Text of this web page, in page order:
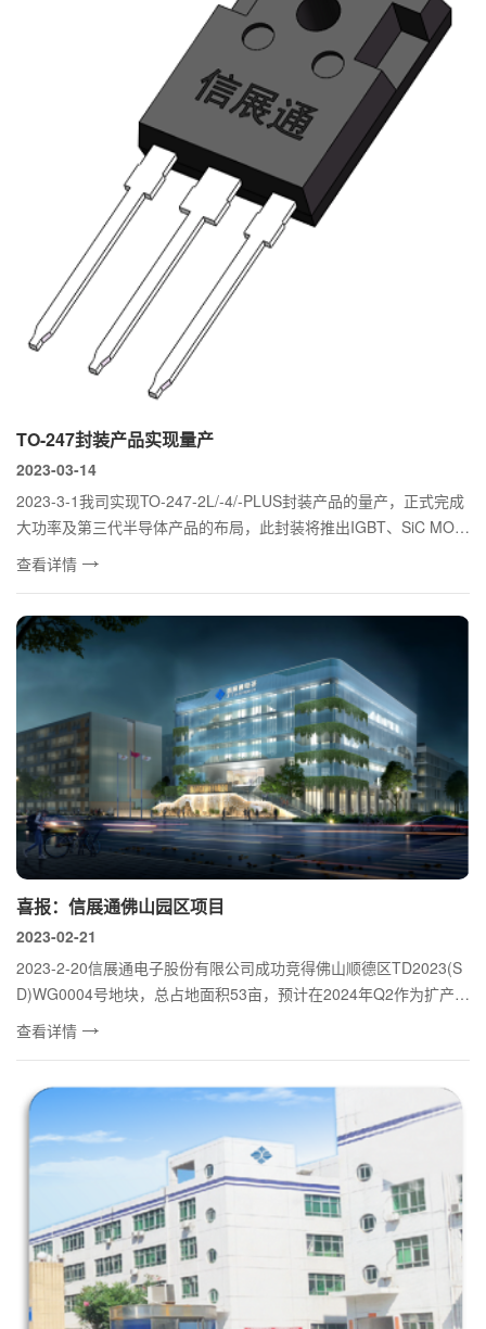
TO-247封装产品实现量产
2023-03-14
2023-3-1我司实现TO-247-2L/-4/-PLUS封装产品的量产，正式完成
大功率及第三代半导体产品的布局，此封装将推出IGBT、SiC MOS
FET等产品...
查看详情
喜报：信展通佛山园区项目
2023-02-21
2023-2-20信展通电子股份有限公司成功竞得佛山顺德区TD2023(S
D)WG0004号地块，总占地面积53亩，预计在2024年Q2作为扩产项
查看详情